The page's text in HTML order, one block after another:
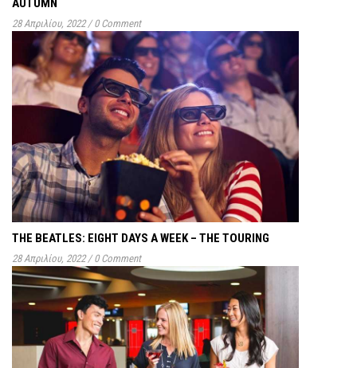
AUTUMN
28 Απριλίου, 2022 / 0 Comment
THE BEATLES: EIGHT DAYS A WEEK – THE TOURING
28 Απριλίου, 2022 / 0 Comment